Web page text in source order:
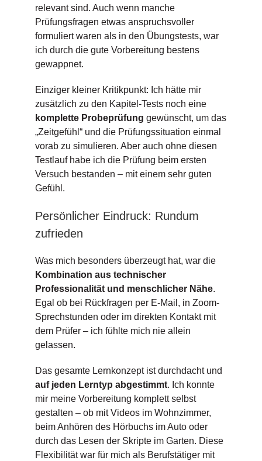
relevant sind. Auch wenn manche
Prüfungsfragen etwas anspruchsvoller
formuliert waren als in den Übungstests, war
ich durch die gute Vorbereitung bestens
gewappnet.
Einziger kleiner Kritikpunkt: Ich hätte mir
zusätzlich zu den Kapitel-Tests noch eine
komplette Probeprüfung gewünscht, um das
„Zeitgefühl“ und die Prüfungssituation einmal
vorab zu simulieren. Aber auch ohne diesen
Testlauf habe ich die Prüfung beim ersten
Versuch bestanden – mit einem sehr guten
Gefühl.
Persönlicher Eindruck: Rundum
zufrieden
Was mich besonders überzeugt hat, war die
Kombination aus technischer
Professionalität und menschlicher Nähe.
Egal ob bei Rückfragen per E-Mail, in Zoom-
Sprechstunden oder im direkten Kontakt mit
dem Prüfer – ich fühlte mich nie allein
gelassen.
Das gesamte Lernkonzept ist durchdacht und
auf jeden Lerntyp abgestimmt. Ich konnte
mir meine Vorbereitung komplett selbst
gestalten – ob mit Videos im Wohnzimmer,
beim Anhören des Hörbuchs im Auto oder
durch das Lesen der Skripte im Garten. Diese
Flexibilität war für mich als Berufstätiger mit